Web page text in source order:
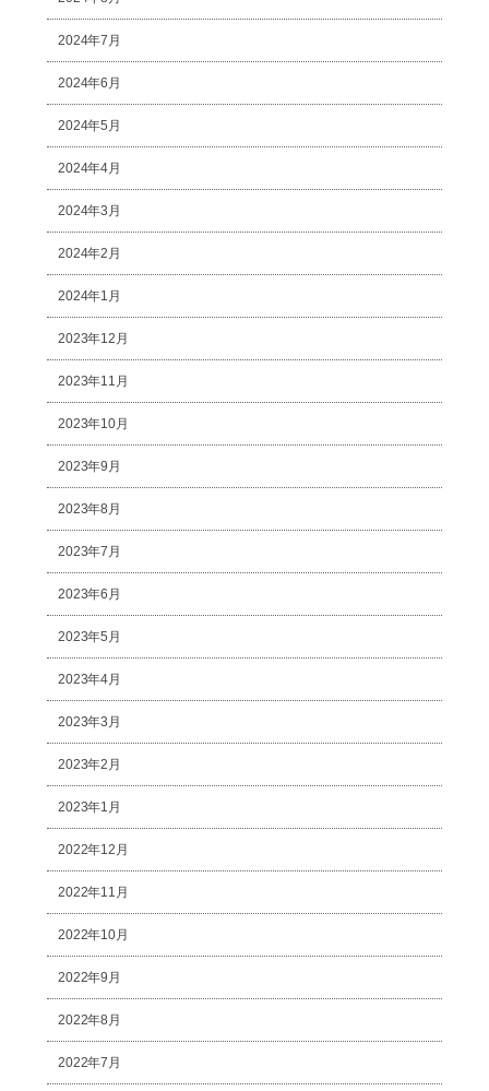
2024年7月
2024年6月
2024年5月
2024年4月
2024年3月
2024年2月
2024年1月
2023年12月
2023年11月
2023年10月
2023年9月
2023年8月
2023年7月
2023年6月
2023年5月
2023年4月
2023年3月
2023年2月
2023年1月
2022年12月
2022年11月
2022年10月
2022年9月
2022年8月
2022年7月